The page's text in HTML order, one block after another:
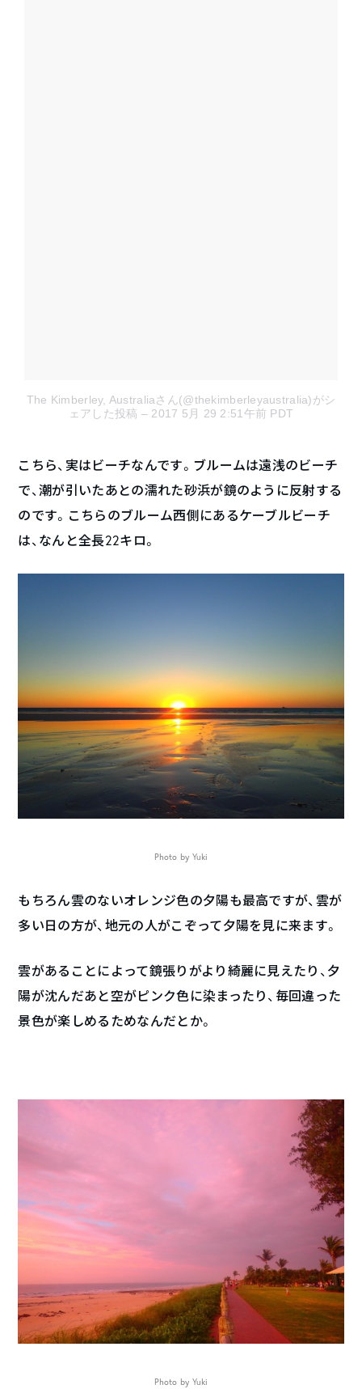
The Kimberley, Australiaさん(@thekimberleyaustralia)がシ
ェアした投稿 – 2017 5月 29 2:51午前 PDT
こちら、実はビーチなんです。ブルームは遠浅のビーチ
で、潮が引いたあとの濡れた砂浜が鏡のように反射する
のです。こちらのブルーム西側にあるケーブルビーチ
は、なんと全長22キロ。
Photo by Yuki
もちろん雲のないオレンジ色の夕陽も最高ですが、雲が
多い日の方が、地元の人がこぞって夕陽を見に来ます。
雲があることによって鏡張りがより綺麗に見えたり、夕
陽が沈んだあと空がピンク色に染まったり、毎回違った
景色が楽しめるためなんだとか。
Photo by Yuki